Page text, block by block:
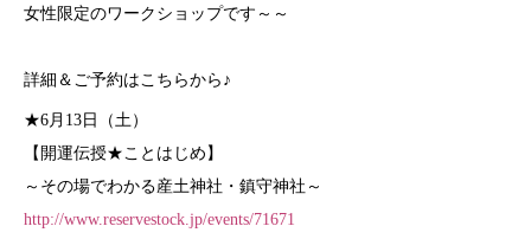
女性限定のワークショップです～～
詳細＆ご予約はこちらから♪
★6月13日（土）
【開運伝授★ことはじめ】
～その場でわかる産土神社・鎮守神社～
http://www.reservestock.jp/events/71671